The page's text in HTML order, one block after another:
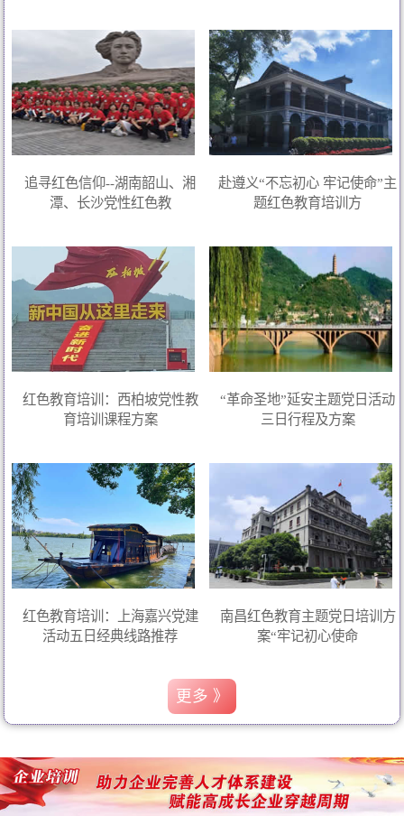
追寻红色信仰--湖南韶山、湘
潭、长沙党性红色教
赴遵义“不忘初心 牢记使命”主
题红色教育培训方
红色教育培训：西柏坡党性教
育培训课程方案
“革命圣地”延安主题党日活动
三日行程及方案
红色教育培训：上海嘉兴党建
活动五日经典线路推荐
南昌红色教育主题党日培训方
案“牢记初心使命
更多 》